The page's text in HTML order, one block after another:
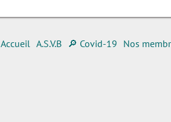
Accueil A.S.V.B 🔎 Covid-19 Nos